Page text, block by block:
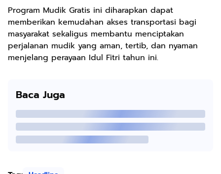
Program Mudik Gratis ini diharapkan dapat
memberikan kemudahan akses transportasi bagi
masyarakat sekaligus membantu menciptakan
perjalanan mudik yang aman, tertib, dan nyaman
menjelang perayaan Idul Fitri tahun ini.
Baca Juga